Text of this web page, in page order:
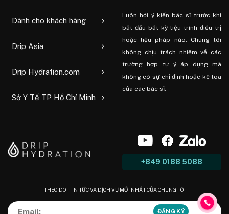
Dành cho khách hàng
Drip Asia
Drip Hydration.com
Sở Y Tế TP Hồ Chí Minh
Luôn hỏi ý kiến ​​bác sĩ trước khi
bắt đầu bất kỳ liệu trình điều trị
hoặc liệu pháp nào. Chúng tôi
không chịu trách nhiệm về các
trường hợp tự ý áp dụng mà
không có sự chỉ định hoặc kê toa
của các bác sĩ.
+849 0188 5088
THEO DÕI TIN TỨC VÀ DỊCH VỤ MỚI NHẤT CỦA CHÚNG TÔI